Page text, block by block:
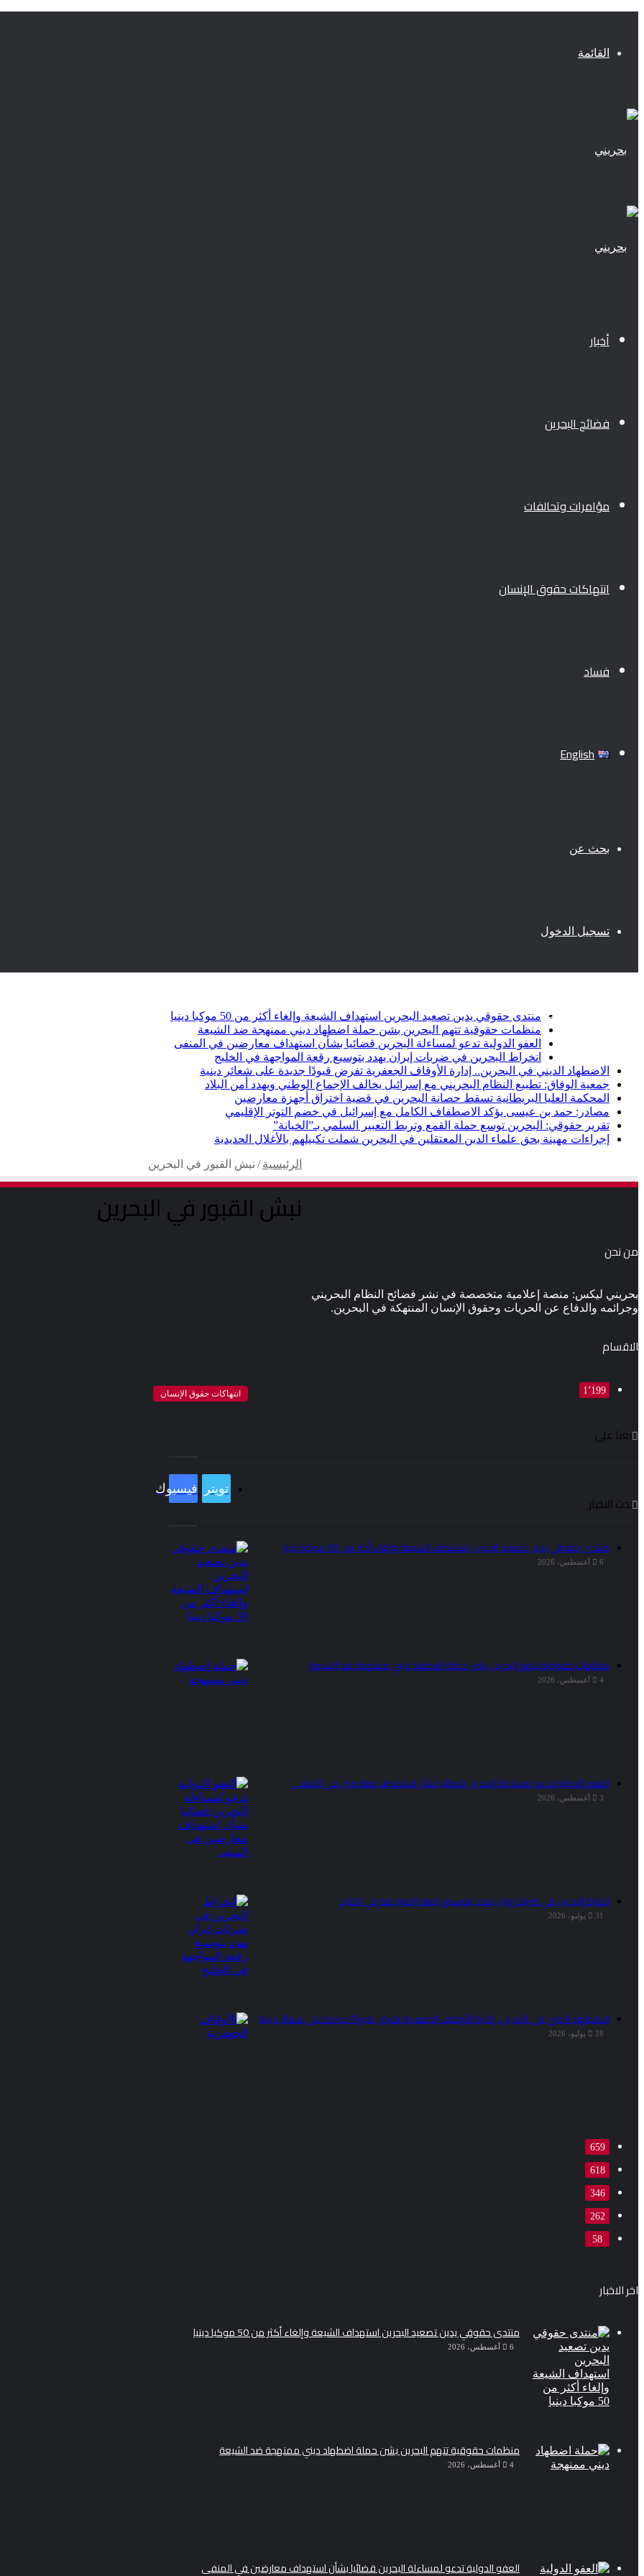
القائمة
أخبار
فضائح البحرين
مؤامرات وتحالفات
انتهاكات حقوق الإنسان
فساد
English
بحث عن
تسجيل الدخول
فيسبوك
منتدى حقوقي يدين تصعيد البحرين استهداف الشيعة وإلغاء أكثر من 50 موكبا دينيا
منظمات حقوقية تتهم البحرين بشن حملة اضطهاد ديني ممنهجة ضد الشيعة
العفو الدولية تدعو لمساءلة البحرين قضائيا بشأن استهداف معارضين في المنفى
انخراط البحرين في ضربات إيران يهدد بتوسيع رقعة المواجهة في الخليج
الاضطهاد الديني في البحرين.. إدارة الأوقاف الجعفرية تفرض قيودًا جديدة على شعائر دينية
جمعية الوفاق: تطبيع النظام البحريني مع إسرائيل يخالف الإجماع الوطني ويهدد أمن البلاد
المحكمة العليا البريطانية تسقط حصانة البحرين في قضية اختراق أجهزة معارضين
مصادر: حمد بن عيسى يؤكد الاصطفاف الكامل مع إسرائيل في خضم التوتر الإقليمي
تقرير حقوقي: البحرين توسع حملة القمع وتربط التعبير السلمي بـ”الخيانة”
إجراءات مهينة بحق علماء الدين المعتقلين في البحرين شملت تكبيلهم بالأغلال الحديدية
الرئيسية / نبش القبور في البحرين
نبش القبور في البحرين
انتهاكات حقوق الإنسان
تابعنا على
فيسبوك تويتر
احدث الاخبار
منتدى حقوقي يدين تصعيد البحرين استهداف الشيعة وإلغاء أكثر من 50 موكبا دينيا
6 أغسطس، 2026
منظمات حقوقية تتهم البحرين بشن حملة اضطهاد ديني ممنهجة ضد الشيعة
4 أغسطس، 2026
العفو الدولية تدعو لمساءلة البحرين قضائيا بشأن استهداف معارضين في المنفى
3 أغسطس، 2026
انخراط البحرين في ضربات إيران يهدد بتوسيع رقعة المواجهة في الخليج
31 يوليو، 2026
الاضطهاد الديني في البحرين.. إدارة الأوقاف الجعفرية تفرض قيودًا جديدة على شعائر دينية
28 يوليو، 2026
من نحن
بحريني ليكس: منصة إعلامية متخصصة في نشر فضائح النظام البحريني
وجرائمه والدفاع عن الحريات وحقوق الإنسان المنتهكة في البحرين.
الاقسام
1٬199
659
618
346
262
58
اخر الاخبار
منتدى حقوقي يدين تصعيد البحرين استهداف الشيعة وإلغاء أكثر من 50 موكبا دينيا
6 أغسطس، 2026
منظمات حقوقية تتهم البحرين بشن حملة اضطهاد ديني ممنهجة ضد الشيعة
4 أغسطس، 2026
العفو الدولية تدعو لمساءلة البحرين قضائيا بشأن استهداف معارضين في المنفى